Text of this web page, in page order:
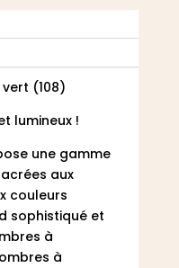
(108)
lumineux !
une gamme
aux
couleurs
sophistiqué et
à
à